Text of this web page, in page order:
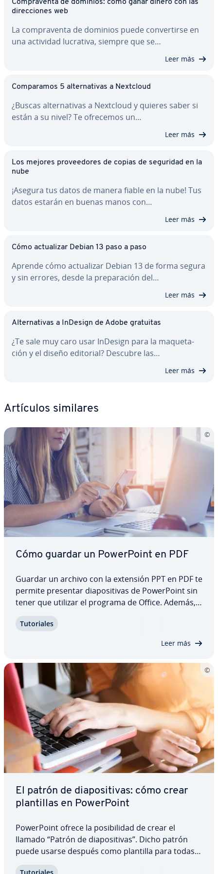
Co­m­pra­ve­n­ta de dominios: cómo ganar dinero con las
di­re­c­cio­nes web
La co­m­pra­ve­n­ta de dominios puede co­n­ve­r­ti­r­se en
una actividad lucrativa, siempre que se…
Leer más
Co­m­pa­ra­mos 5 al­te­r­na­ti­vas a Nextcloud
¿Buscas al­te­r­na­ti­vas a Nextcloud y quieres saber si
están a su nivel? Te ofrecemos un…
Leer más
Los mejores pro­vee­do­res de copias de seguridad en la
nube
¡Asegura tus datos de manera fiable en la nube! Tus
datos estarán en buenas manos con…
Leer más
Cómo ac­tua­li­zar Debian 13 paso a paso
Aprende cómo ac­tua­li­zar Debian 13 de forma segura
y sin errores, desde la pre­pa­ra­ción del…
Leer más
Al­te­r­na­ti­vas a InDesign de Adobe gratuitas
¿Te sale muy caro usar InDesign para la ma­que­ta­
ción y el diseño editorial? Descubre las…
Leer más
Artículos similares
Cómo guardar un Po­we­r­Poi­nt en PDF
Guardar un archivo con la extensión PPT en PDF te
permite presentar dia­po­si­ti­vas de Po­we­r­Poi­nt sin
tener que utilizar el programa de Office. Además,
mostrar en cualquier sistema operativo que tenga
Tu­to­ria­les
Leer más
El patrón de dia­po­si­ti­vas: cómo crear
pla­n­ti­llas en Po­we­r­Poi­nt
Po­we­r­Poi­nt ofrece la po­si­bi­li­dad de crear el
llamado “Patrón de dia­po­si­ti­vas”. Dicho patrón
puede usarse después como plantilla para todas